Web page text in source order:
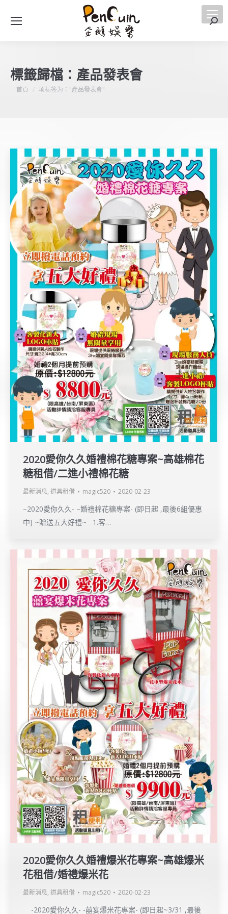
搜
標籤歸檔： 產品發表會
您在這裡：
首頁 项标签为："產品發表會"
2020愛你久久婚禮棉花糖專案~高雄棉花
糖租借/二進小禮棉花糖
最新消息, 道具租借 magic520 2020-02-23
–2020愛你久久- –婚禮棉花糖專案- (即日起 ,最後6組優惠
中) ~贈送五大好禮~ 1.客…
2020愛你久久婚禮爆米花專案~高雄爆米
花租借/婚禮爆米花
最新消息, 道具租借 magic520 2020-02-23
-2020愛你久久- -囍宴爆米花專案- (即日起~3/31 ,最後